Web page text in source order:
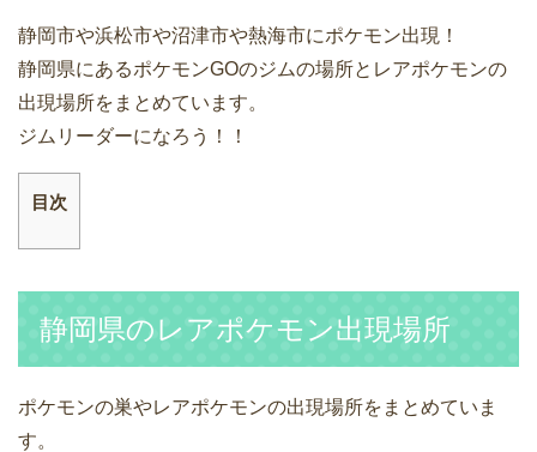
静岡市や浜松市や沼津市や熱海市にポケモン出現！
静岡県にあるポケモンGOのジムの場所とレアポケモンの
出現場所をまとめています。
ジムリーダーになろう！！
目次
静岡県のレアポケモン出現場所
ポケモンの巣やレアポケモンの出現場所をまとめていま
す。